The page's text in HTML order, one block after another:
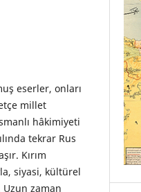
eserler, onları
millet
hâkimiyeti
tekrar Rus
Kırım
siyasi, kültürel
zaman